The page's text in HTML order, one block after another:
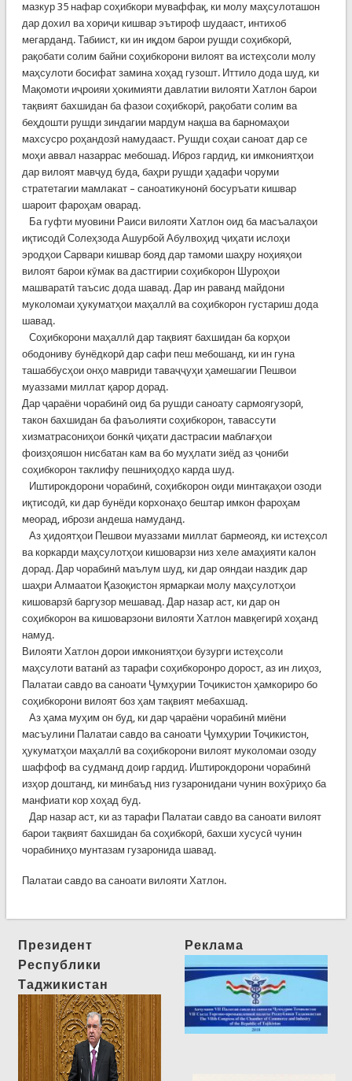
мазкур 35 нафар соҳибкори муваффақ, ки молу маҳсулоташон
дар дохил ва хориҷи кишвар эътироф шудааст, интихоб
мегарданд. Табиист, ки ин иқдом барои рушди соҳибкорӣ,
рақобати солим байни соҳибкорони вилоят ва истеҳсоли молу
маҳсулоти босифат замина хоҳад гузошт. Иттило дода шуд, ки
Мақомоти иҷроияи ҳокимияти давлатии вилояти Хатлон барои
тақвият бахшидан ба фазои соҳибкорӣ, рақобати солим ва
беҳдошти рушди зиндагии мардум нақша ва барномаҳои
махсусро роҳандозӣ намудааст. Рушди соҳаи саноат дар се
моҳи аввал назаррас мебошад. Иброз гардид, ки имкониятҳои
дар вилоят мавҷуд буда, баҳри рушди ҳадафи чоруми
стратетагии мамлакат – саноатикунонӣ босуръати кишвар
шароит фароҳам оварад.
Ба гуфти муовини Раиси вилояти Хатлон оид ба масъалаҳои
иқтисодӣ Солеҳзода Ашурбой Абулвоҳид ҷиҳати ислоҳи
эродҳои Сарвари кишвар бояд дар тамоми шаҳру ноҳияҳои
вилоят барои кӯмак ва дастгирии соҳибкорон Шуроҳои
машваратӣ таъсис дода шавад. Дар ин раванд майдони
муколомаи ҳукуматҳои маҳаллӣ ва соҳибкорон густариш дода
шавад.
Соҳибкорони маҳаллӣ дар тақвият бахшидан ба корҳои
ободониву бунёдкорӣ дар сафи пеш мебошанд, ки ин гуна
ташаббусҳои онҳо мавриди таваҷҷуҳи ҳамешагии Пешвои
муаззами миллат қарор дорад.
Дар ҷараёни чорабинӣ оид ба рушди саноату сармоягузорӣ,
такон бахшидан ба фаъолияти соҳибкорон, тавассути
хизматрасониҳои бонкӣ ҷиҳати дастрасии маблағҳои
фоизҳояшон нисбатан кам ва бо муҳлати зиёд аз ҷониби
соҳибкорон таклифу пешниҳодҳо карда шуд.
Иштирокдорони чорабинӣ, соҳибкорон оиди минтақаҳои озоди
иқтисодӣ, ки дар бунёди корхонаҳо бештар имкон фароҳам
меорад, ибрози андеша намуданд.
Аз ҳидоятҳои Пешвои муаззами миллат бармеояд, ки истеҳсол
ва коркарди маҳсулотҳои кишоварзи низ хеле амаҳияти калон
дорад. Дар чорабинӣ маълум шуд, ки дар ояндаи наздик дар
шаҳри Алмаатои Қазоқистон ярмаркаи молу маҳсулотҳои
кишоварзӣ баргузор мешавад. Дар назар аст, ки дар он
соҳибкорон ва кишоварзони вилояти Хатлон мавқегирӣ хоҳанд
намуд.
Вилояти Хатлон дорои имкониятҳои бузурги истеҳсоли
маҳсулоти ватанӣ аз тарафи соҳибкоронро дорост, аз ин лиҳоз,
Палатаи савдо ва саноати Ҷумҳурии Тоҷикистон ҳамкориро бо
соҳибкорони вилоят боз ҳам тақвият мебахшад.
Аз ҳама муҳим он буд, ки дар ҷараёни чорабинӣ миёни
масъулини Палатаи савдо ва саноати Ҷумҳурии Тоҷикистон,
ҳукуматҳои маҳаллӣ ва соҳибкорони вилоят муколомаи озоду
шаффоф ва судманд доир гардид. Иштирокдорони чорабинӣ
изҳор доштанд, ки минбаъд низ гузаронидани чунин вохӯриҳо ба
манфиати кор хоҳад буд.
Дар назар аст, ки аз тарафи Палатаи савдо ва саноати вилоят
барои тақвият бахшидан ба соҳибкорӣ, бахши хусусӣ чунин
чорабиниҳо мунтазам гузаронида шавад.
Палатаи савдо ва саноати вилояти Хатлон.
Президент
Республики
Таджикистан
Реклама